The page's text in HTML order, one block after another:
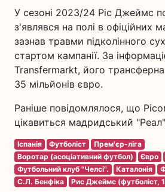
У сезоні 2023/24 Ріс Джеймс
з'являвся на полі в офіційних
зазнав травми підколінного
стартом кампанії. За
Transfermarkt, його трансферна
35 мільйонів євро.
Раніше повідомлялося, що
цікавиться мадридський
Іспанія Футболіст
Прем'єр-ліга
Воротар (асоціативний футбол)
Євро
Футбольний клуб "Челсі".
Каталонія
С.Л. Бенфіка
Рис Джеймс (футболіст,